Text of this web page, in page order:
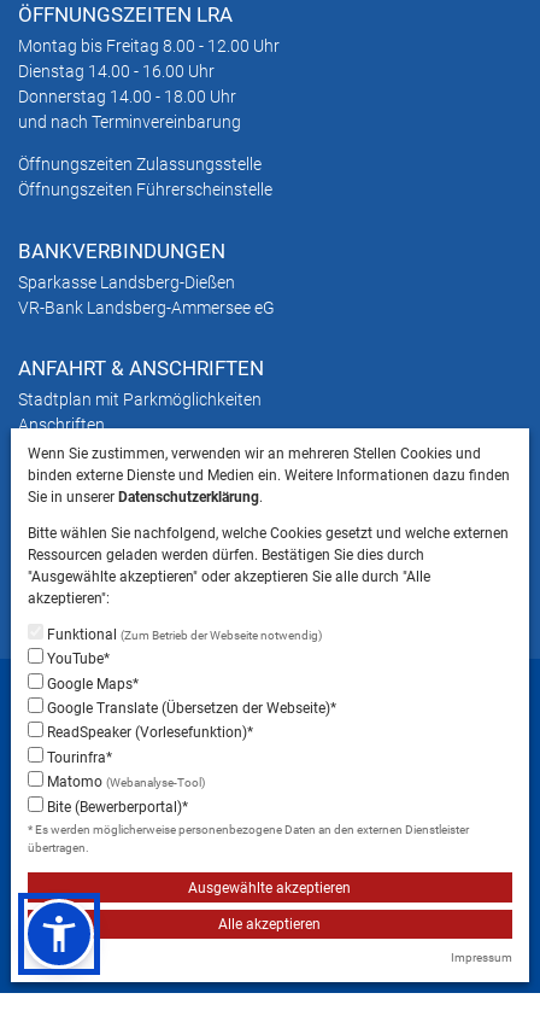
ÖFFNUNGSZEITEN LRA
Montag bis Freitag 8.00 - 12.00 Uhr
Dienstag 14.00 - 16.00 Uhr
Donnerstag 14.00 - 18.00 Uhr
und nach Terminvereinbarung
Öffnungszeiten Zulassungsstelle
Öffnungszeiten Führerscheinstelle
BANKVERBINDUNGEN
Sparkasse Landsberg-Dießen
VR-Bank Landsberg-Ammersee eG
ANFAHRT & ANSCHRIFTEN
Stadtplan mit Parkmöglichkeiten
Anschriften
HINWEIS
ins Landratsamt Landsberg am Lech NICHT
gestattet ist.
Startseite Sitemap
Datenschutzeinstellungen
Erklärung zur Barrierefreiheit
Instagram
Facebook
Wenn Sie zustimmen, verwenden wir an mehreren Stellen Cookies und
binden externe Dienste und Medien ein. Weitere Informationen dazu finden
Sie in unsererDatenschutzerklärung.
Bitte wählen Sie nachfolgend, welche Cookies gesetzt und welche externen
Ressourcen geladen werden dürfen. Bestätigen Sie dies durch
"Ausgewählte akzeptieren" oder akzeptieren Sie alle durch "Alle
akzeptieren":
Funktional(Zum Betrieb der Webseite notwendig)
YouTube*
Google Maps*
Google Translate (Übersetzen der Webseite)*
ReadSpeaker (Vorlesefunktion)*
Tourinfra*
Matomo(Webanalyse-Tool)
Bite (Bewerberportal)*
* Es werden möglicherweise personenbezogene Daten an den externen Dienstleister
übertragen.
Ausgewählte akzeptieren
Alle akzeptieren
Impressum